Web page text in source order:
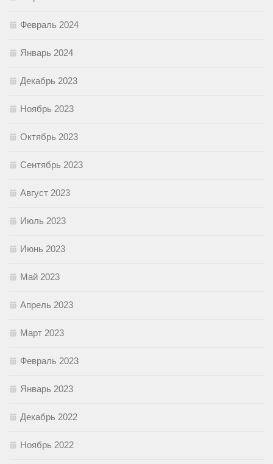
Февраль 2024
Январь 2024
Декабрь 2023
Ноябрь 2023
Октябрь 2023
Сентябрь 2023
Август 2023
Июль 2023
Июнь 2023
Май 2023
Апрель 2023
Март 2023
Февраль 2023
Январь 2023
Декабрь 2022
Ноябрь 2022